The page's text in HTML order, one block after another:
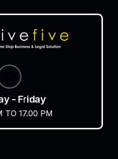
- Friday
TO 17.00 PM